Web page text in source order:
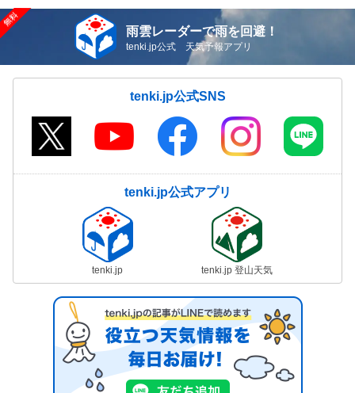
雨雲レーダーで雨を回避！
tenki.jp公式 天気予報アプリ
tenki.jp公式SNS
tenki.jp公式アプリ
tenki.jp tenki.jp 登山天気